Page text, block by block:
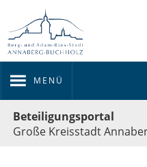
MENÜ
Beteiligungsportal
Große Kreisstadt